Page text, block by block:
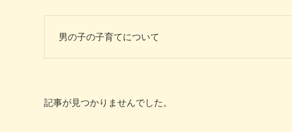
男の子の子育てについて
記事が見つかりませんでした。